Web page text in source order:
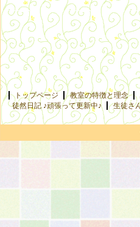
トップページ 教室の特徴と理念
徒然日記 ♪頑張って更新中♪
生徒さ